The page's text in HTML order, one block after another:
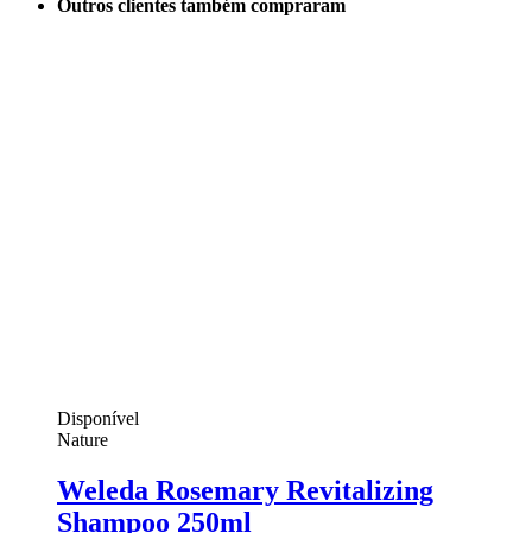
Outros clientes também compraram
Disponível
Nature
Weleda Rosemary Revitalizing
Shampoo 250ml